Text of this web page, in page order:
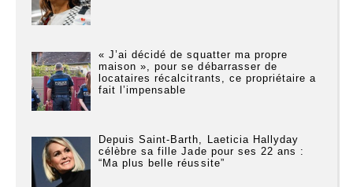
« J’ai décidé de squatter ma propre
maison », pour se débarrasser de
locataires récalcitrants, ce propriétaire a
fait l’impensable
Depuis Saint-Barth, Laeticia Hallyday
célèbre sa fille Jade pour ses 22 ans :
“Ma plus belle réussite”